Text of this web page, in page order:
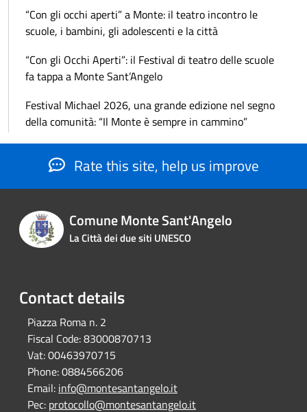
“Con gli occhi aperti” a Monte: il teatro incontro le
scuole, i bambini, gli adolescenti e la città
“Con gli Occhi Aperti”: il Festival di teatro delle scuole
fa tappa a Monte Sant’Angelo
Festival Michael 2026, una grande edizione nel segno
della comunità: “Il Monte è sempre in cammino”
Rate this site, help us improve
Comune Monte Sant'Angelo
La Città dei due siti UNESCO
Contact details
Piazza Roma n. 2
Fiscal Code:83000870713
Vat:00463970715
Phone:0884566206
Email: info@montesantangelo.it
Pec: protocollo@montesantangelo.it